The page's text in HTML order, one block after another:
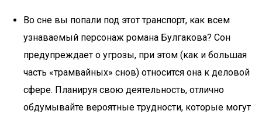
Во сне вы попали под этот транспорт, как всем
узнаваемый персонаж романа Булгакова? Сон
предупреждает о угрозы, при этом (как и большая
часть «трамвайных» снов) относится она к деловой
сфере. Планируя свою деятельность, отлично
обдумывайте вероятные трудности, которые могут